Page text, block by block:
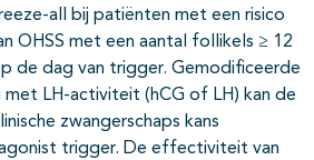
all bij patiënten met een risico
OHSS met een aantal follikels ≥ 12
de dag van trigger. Gemodificeerde
met LH-activiteit (hCG of LH) kan de
zwangerschaps kans
trigger. De effectiviteit van